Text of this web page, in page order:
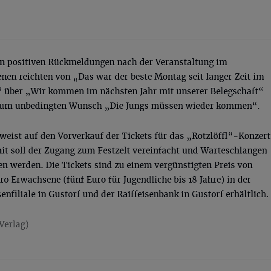
positiven Rückmeldungen nach der Veranstaltung im
reichten von „Das war der beste Montag seit langer Zeit im
über „Wir kommen im nächsten Jahr mit unserer Belegschaft“
unbedingten Wunsch „Die Jungs müssen wieder kommen“.
weist auf den Vorverkauf der Tickets für das „Rotzlöffl“-Konzert
soll der Zugang zum Festzelt vereinfacht und Warteschlangen
werden. Die Tickets sind zu einem vergünstigten Preis von
Erwachsene (fünf Euro für Jugendliche bis 18 Jahre) in der
in Gustorf und der Raiffeisenbank in Gustorf erhältlich.